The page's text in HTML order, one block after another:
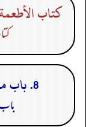
كتاب
8. باب ما جاء في الفأرة تموت في السمن